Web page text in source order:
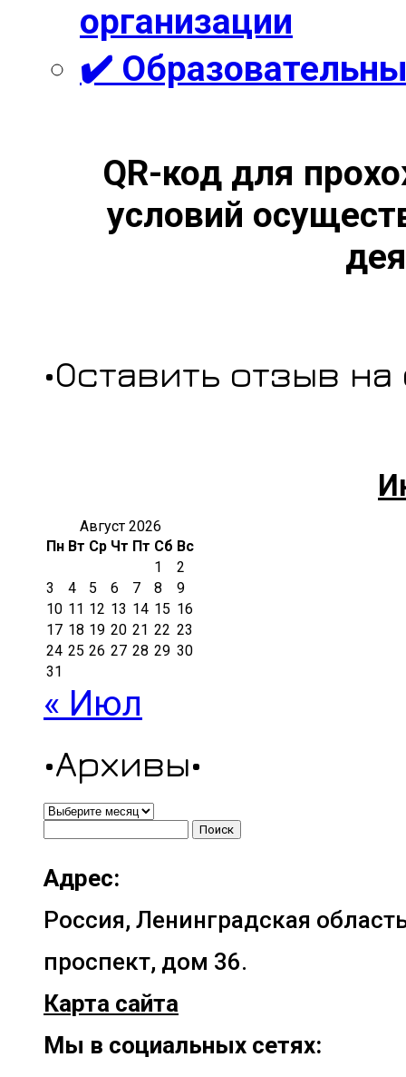
организации
✔️
QR-код для
условий
•Оставить отзыв на
Август 2026
Пн Вт Ср Чт Пт Сб Вс
1
2
3
4 5 6 7 8
9
10 11 12 13 14 15 16
17 18 19 20 21 22 23
24 25 26 27 28 29 30
31
« Июл
•Архивы•
•Архивы•
Адрес:
Россия, Ленинградская
проспект, дом 36.
Карта сайта
Мы в социальных сетях: